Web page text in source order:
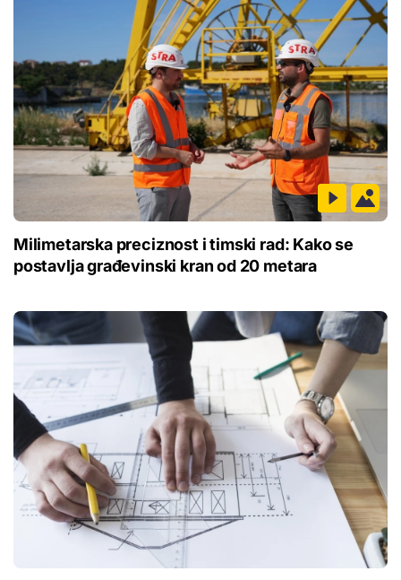
Milimetarska preciznost i timski rad: Kako se
postavlja građevinski kran od 20 metara